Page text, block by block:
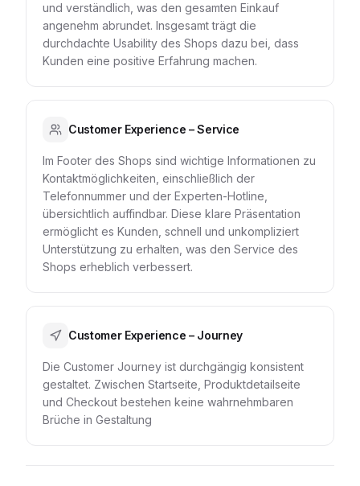
und verständlich, was den gesamten Einkauf
angenehm abrundet. Insgesamt trägt die
durchdachte Usability des Shops dazu bei, dass
Kunden eine positive Erfahrung machen.
Customer Experience – Service
Im Footer des Shops sind wichtige Informationen zu
Kontaktmöglichkeiten, einschließlich der
Telefonnummer und der Experten-Hotline,
übersichtlich auffindbar. Diese klare Präsentation
ermöglicht es Kunden, schnell und unkompliziert
Unterstützung zu erhalten, was den Service des
Shops erheblich verbessert.
Customer Experience – Journey
Die Customer Journey ist durchgängig konsistent
gestaltet. Zwischen Startseite, Produktdetailseite
und Checkout bestehen keine wahrnehmbaren
Brüche in Gestaltung